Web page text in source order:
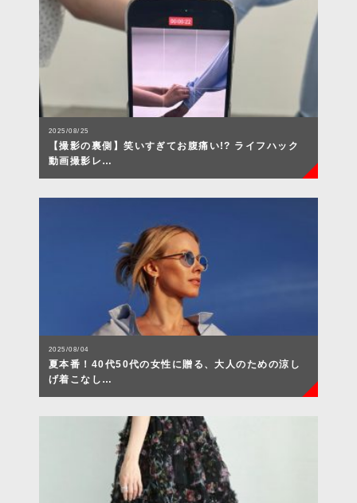
2025/08/25
【撮影の裏側】笑いすぎてお腹痛い!? ライフハック
動画撮影レ…
2025/08/04
夏本番！40代50代の女性に贈る、大人のための涼し
げ着こなし…